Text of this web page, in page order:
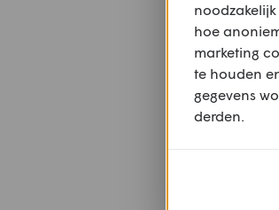
hoe
marketing
te houden
gegevens
derden.